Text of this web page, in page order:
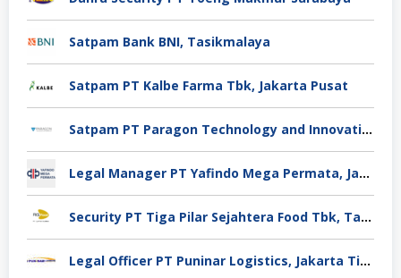
Satpam Bank BNI, Tasikmalaya
Satpam PT Kalbe Farma Tbk, Jakarta Pusat
Satpam PT Paragon Technology and Innovation Jakarta
Legal Manager PT Yafindo Mega Permata, Jakarta Barat
Security PT Tiga Pilar Sejahtera Food Tbk, Tangerang
Legal Officer PT Puninar Logistics, Jakarta Timur